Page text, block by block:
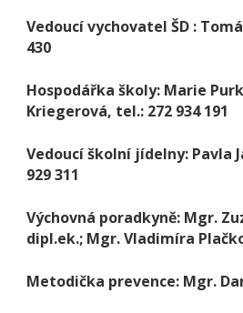
Vedoucí vychovatel ŠD :
430
Hospodářka školy: Marie
Kriegerová, tel.: 272 934 191
Vedoucí školní jídelny: Pavla
929 311
Výchovná poradkyně: Mgr.
dipl.ek.; Mgr. Vladimíra
Metodička prevence: Mgr.